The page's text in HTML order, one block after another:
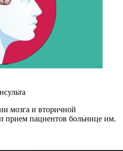
мозга и вторичной
прием пациентов больнице им.